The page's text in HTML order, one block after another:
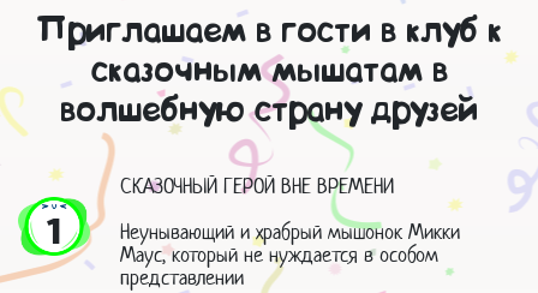
Приглашаем в гости в клуб к
сказочным мышатам в
волшебную страну друзей
1
СКАЗОЧНЫЙ ГЕРОЙ ВНЕ ВРЕМЕНИ
Неунывающий и храбрый мышонок Микки
Маус, который не нуждается в особом
представлении